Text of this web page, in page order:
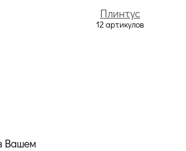
Вашем
Плинтус
12 артикулов